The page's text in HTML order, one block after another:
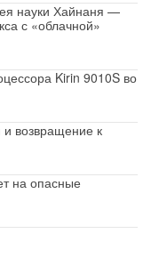
науки Хайнаня —
с «облачной»
Kirin 9010S во
возвращение к
на опасные